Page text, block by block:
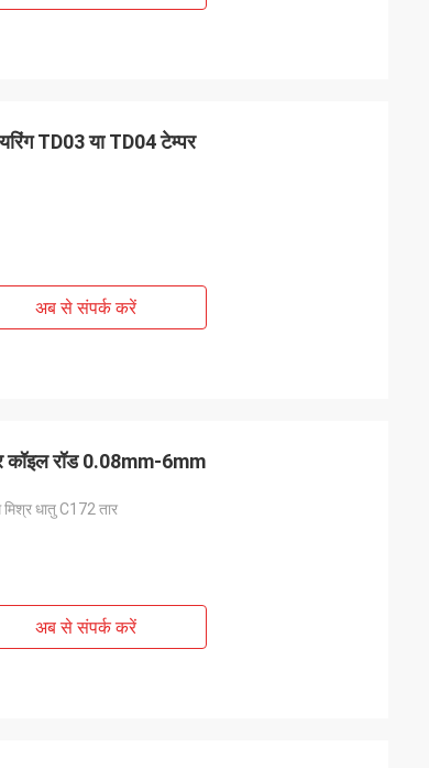
TD03 या TD04 टेम्पर
अब से संपर्क करें
कॉइल रॉड 0.08mm-6mm
धातु C172 तार
अब से संपर्क करें